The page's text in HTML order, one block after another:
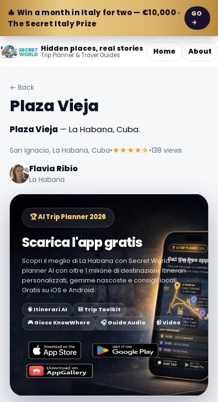
🎄 Win a month in Italy for two — €10,000 ·
The Secret Italy Prize
GO
→
Hidden places, real stories
Trip Planner & Travel Guides Home About
← Back
Plaza Vieja
Plaza Vieja — La Habana, Cuba.
San Ignacio, La Habana, Cuba•★★★★☆•138 views
Flavia Ribio
La Habana
🏆 AI Trip Planner 2026
Scarica l'app gratis
Scopri il meglio di La Habana con Secret World — il trip
planner AI con oltre 1 milione di destinazioni. Itinerari
personalizzati, gemme nascoste e consigli locali.
Gratis su iOS e Android.
🧠 Itinerari AI
🎒 Trip Toolkit
🎮 Gioco KnowWhere
🎧 Guide Audio 📹 Video